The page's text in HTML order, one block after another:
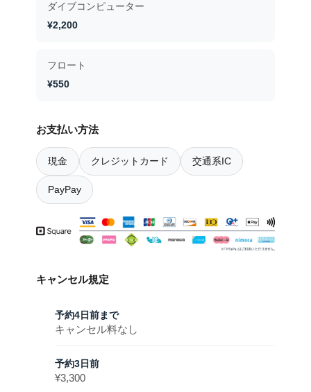
ダイブコンピューター
¥2,200
フロート
¥550
お支払い方法
現金 クレジットカード 交通系IC
PayPay
キャンセル規定
予約4日前まで
キャンセル料なし
予約3日前
¥3,300